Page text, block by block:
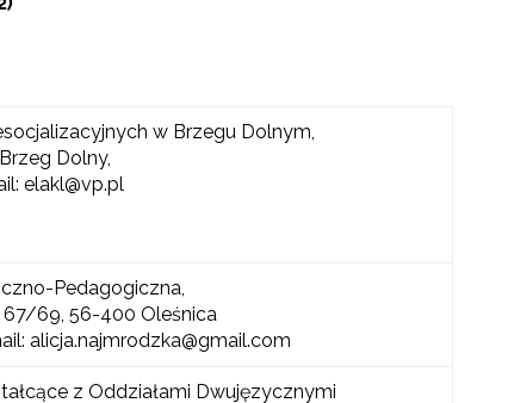
w Brzegu Dolnym,
Dolny,
elakl@vp.pl
Pedagogiczna,
67/69, 56-400 Oleśnica
alicja.najmrodzka@gmail.com
z Oddziałami Dwujęzycznymi